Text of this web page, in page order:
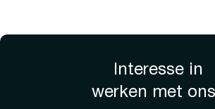
Interesse in
werken met